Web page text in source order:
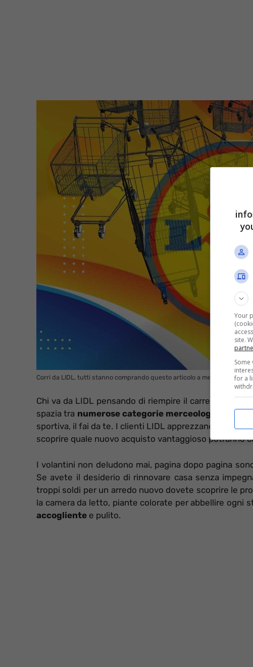
Corri da LIDL, tutti stanno comprando questo articolo a meno di 30
Chi va da LIDL pensando di riempire il carrello solo
spazia tra numerose categorie merceologiche
sportiva, il fai da te. I clienti LIDL apprezzano questa
scoprire quale nuovo acquisto vantaggioso potranno
I volantini non deludono mai, pagina dopo pagina
Se avete il desiderio di rinnovare casa senza
troppi soldi per un arredo nuovo dovete scoprire le
la camera da letto, piante colorate per abbellire ogni
accogliente e pulito.
Your
site.
for a